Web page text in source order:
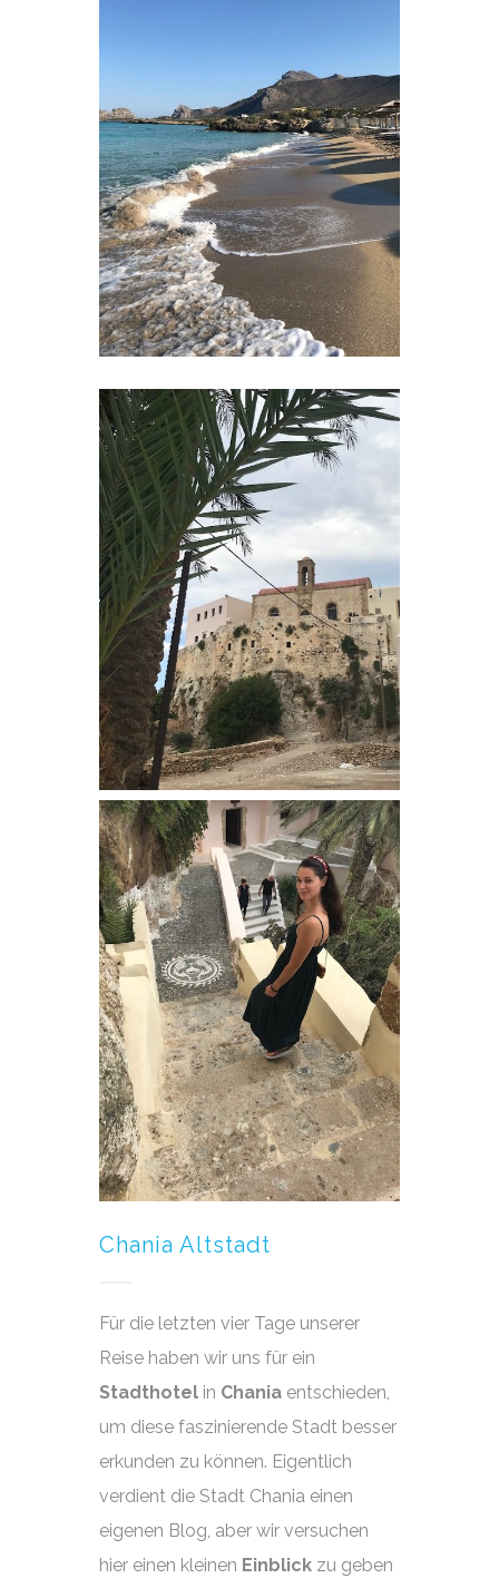
Chania Altstadt
Für die letzten vier Tage unserer
Reise haben wir uns für ein
Stadthotel in Chania entschieden,
um diese faszinierende Stadt besser
erkunden zu können. Eigentlich
verdient die Stadt Chania einen
eigenen Blog, aber wir versuchen
hier einen kleinen Einblick zu geben